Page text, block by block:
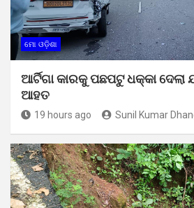
ମୋ ଓଡ଼ିଶା
ଆର୍ଟିଗା କାରକୁ ପଛପଟୁ ଧକ୍କା ଦେଲା
ଆହତ
19 hours ago Sunil Kumar